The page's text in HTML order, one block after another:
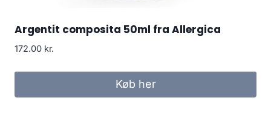
Argentit composita 50ml fra Allergica
172.00 kr.
Køb her